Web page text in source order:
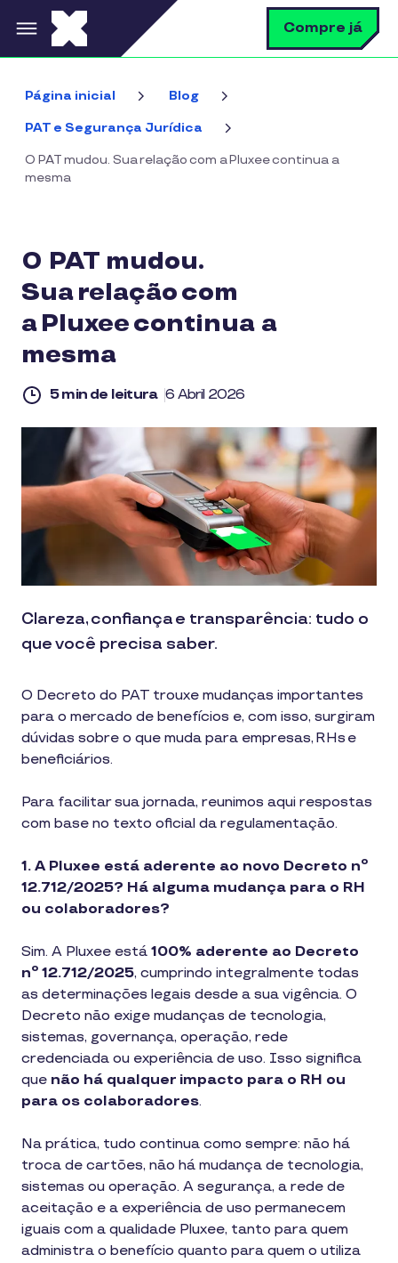
Pular para o conteúdo principal Compre já
Página inicial Blog
PAT e Segurança Jurídica
O PAT mudou. Sua relação com a Pluxee continua a
mesma
O PAT mudou.
Sua relação com
a Pluxee continua a
mesma
5 min de leitura 6 Abril 2026
Clareza, confiança e transparência: tudo o
que você precisa saber.
O Decreto do PAT trouxe mudanças importantes
para o mercado de benefícios e, com isso, surgiram
dúvidas sobre o que muda para empresas, RHs e
beneficiários.
Para facilitar sua jornada, reunimos aqui respostas
com base no texto oficial da regulamentação.
1. A Pluxee está aderente ao novo Decreto nº
12.712/2025? Há alguma mudança para o RH
ou colaboradores?
Sim. A Pluxee está 100% aderente ao Decreto
nº 12.712/2025, cumprindo integralmente todas
as determinações legais desde a sua vigência. O
Decreto não exige mudanças de tecnologia,
sistemas, governança, operação, rede
credenciada ou experiência de uso. Isso significa
que não há qualquer impacto para o RH ou
para os colaboradores.
Na prática, tudo continua como sempre: não há
troca de cartões, não há mudança de tecnologia,
sistemas ou operação. A segurança, a rede de
aceitação e a experiência de uso permanecem
iguais com a qualidade Pluxee, tanto para quem
administra o benefício quanto para quem o utiliza